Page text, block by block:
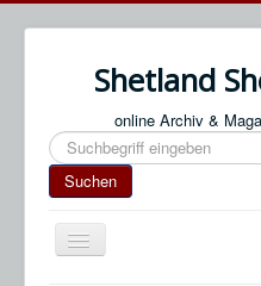
Shetland
online Archiv &
Suchen
Suchen
Navigation
an/aus